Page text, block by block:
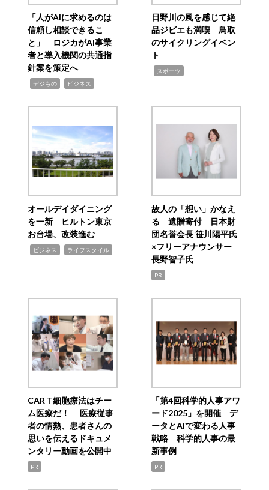
「人がAIに求めるのは
信頼し相談できるこ
と」 ロジカがAI事業
者と導入機関の共通指
針案を策定へ
デジもの ビジネス
日野川の風を感じて絶
品ジビエも満喫 鳥取
のサイクリングイベン
ト
スポーツ
オールデイダイニング
を一新 ヒルトン東京
お台場、改装進む
ビジネス ライフスタイル
故人の「想い」かなえ
る 遺贈寄付 日本財
団名誉会長 笹川陽平氏
×フリーアナウンサー
長野智子氏
PR
CAR T細胞療法はチー
ム医療だ！ 医療従事
者の情熱、患者さんの
思いを伝えるドキュメ
ンタリー動画を公開中
PR
「第4回科学的人事アワ
ード2025」を開催 デ
ータとAIで変わる人事
戦略 科学的人事の最
新事例
PR